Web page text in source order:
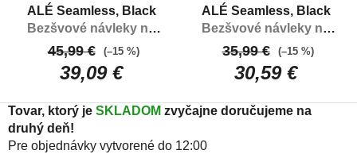
Tovar, ktorý je SKLADOM zvyčajne doručujeme na
druhý deň!
Pre objednávky vytvorené do 12:00
ALÉ Seamless, Black
Bezšvové návleky na
nohy
39,09 €
45,99 € (–15 %)
ALÉ Seamless, Black
Bezšvové návleky na
kolená
30,59 €
35,99 € (–15 %)